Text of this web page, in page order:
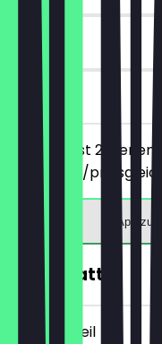
90 Tage
vor Ort
Du bestellst 2
günstigere/
App
10€ Rabatt
~€ 10 Vorteil